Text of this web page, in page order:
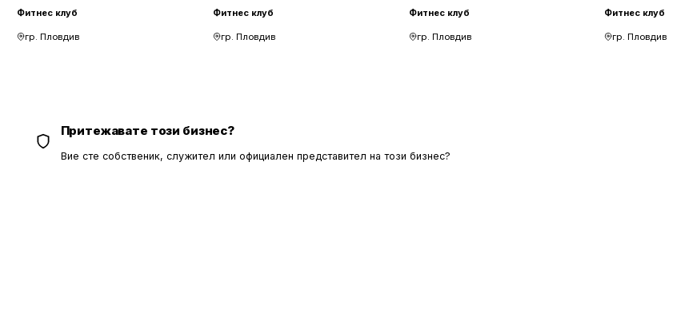
Фитнес клуб
гр. Пловдив
Фитнес клуб
гр. Пловдив
Фитнес клуб
гр. Пловдив
Фитнес клуб
гр. Пловдив
Притежавате този бизнес?
Вие сте собственик, служител или официален представител на този бизнес?